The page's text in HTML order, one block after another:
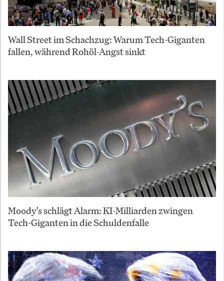
Wall Street im Schachzug: Warum Tech-Giganten
fallen, während Rohöl-Angst sinkt
Moody's schlägt Alarm: KI-Milliarden zwingen
Tech-Giganten in die Schuldenfalle